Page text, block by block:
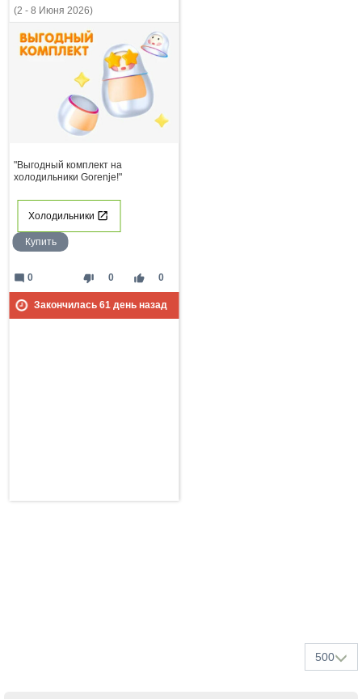
(2 - 8 Июня 2026)
"Выгодный комплект на
холодильники Gorenje!"
Холодильники
Купить
thumb_down 0 thumb_up 0
mode_comment 0
Закончилась 61день назад
500